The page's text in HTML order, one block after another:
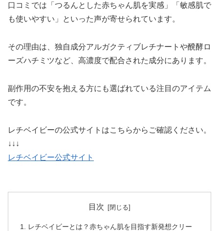
口コミでは「つるんとした赤ちゃん肌を実感」「敏感肌で
も使いやすい」といった声が寄せられています。
その理由は、独自成分アルガクティブレチナートや醗酵ロ
ーズハチミツなど、高濃度で配合された成分にあります。
副作用の不安を抱える方にも選ばれている注目のアイテム
です。
レチベイビーの公式サイトはこちらからご確認ください。
↓↓↓
レチベイビー公式サイト
目次
レチベイビーとは？赤ちゃん肌を目指す新発想クリー